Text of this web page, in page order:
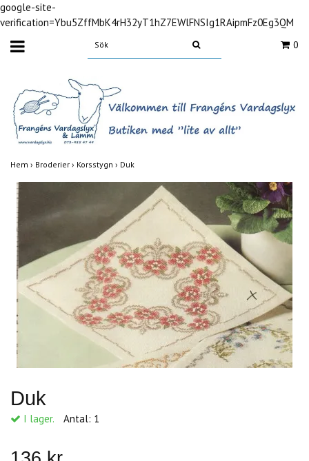
google-site-
verification=Ybu5ZffMbK4rH32yT1hZ7EWlFNSIg1RAipmFz0Eg3QM
0
Hem › Broderier › Korsstygn › Duk
Duk
I lager. Antal: 1